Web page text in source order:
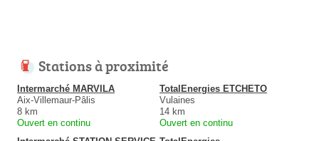
Stations à proximité
Intermarché MARVILA
Aix-Villemaur-Pâlis
8 km
Ouvert en continu
TotalEnergies ETCHETO
Vulaines
14 km
Ouvert en continu